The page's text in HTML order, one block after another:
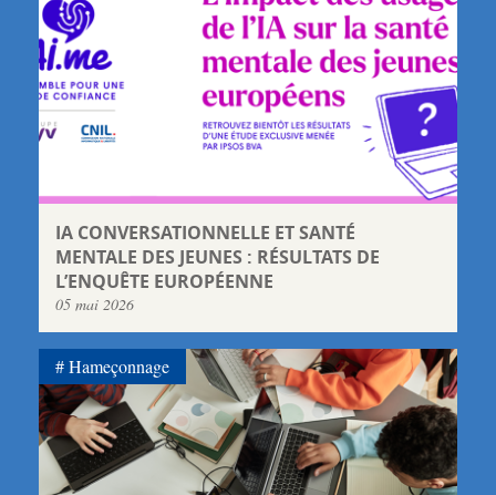
IA CONVERSATIONNELLE ET SANTÉ
MENTALE DES JEUNES : RÉSULTATS DE
L’ENQUÊTE EUROPÉENNE
05 mai 2026
Hameçonnage